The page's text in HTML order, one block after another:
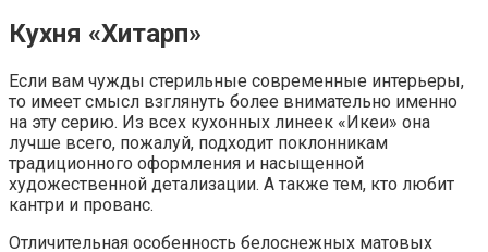
Кухня «Хитарп»
Если вам чужды стерильные современные интерьеры,
то имеет смысл взглянуть более внимательно именно
на эту серию. Из всех кухонных линеек «Икеи» она
лучше всего, пожалуй, подходит поклонникам
традиционного оформления и насыщенной
художественной детализации. А также тем, кто любит
кантри и прованс.
Отличительная особенность белоснежных матовых